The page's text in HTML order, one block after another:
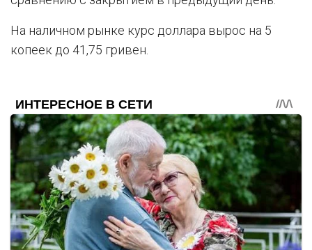
На наличном рынке курс доллара вырос на 5
копеек до 41,75 гривен.